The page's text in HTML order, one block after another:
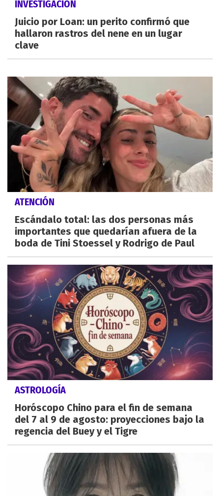
INVESTIGACIÓN
Juicio por Loan: un perito confirmó que
hallaron rastros del nene en un lugar
clave
ATENCIÓN
Escándalo total: las dos personas más
importantes que quedarían afuera de la
boda de Tini Stoessel y Rodrigo de Paul
ASTROLOGÍA
Horóscopo Chino para el fin de semana
del 7 al 9 de agosto: proyecciones bajo la
regencia del Buey y el Tigre